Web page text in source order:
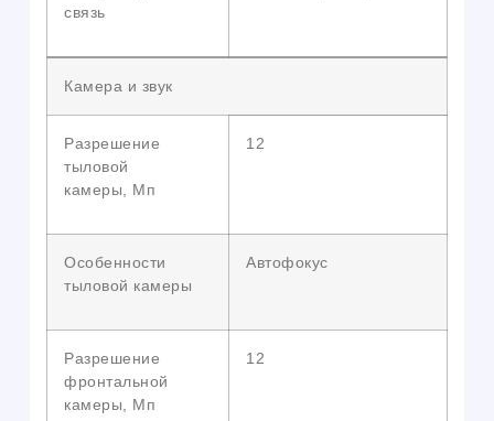
связь
Камера и звук
Разрешение
тыловой
камеры, Мп
12
Особенности
тыловой камеры
Автофокус
Разрешение
фронтальной
камеры, Мп
12